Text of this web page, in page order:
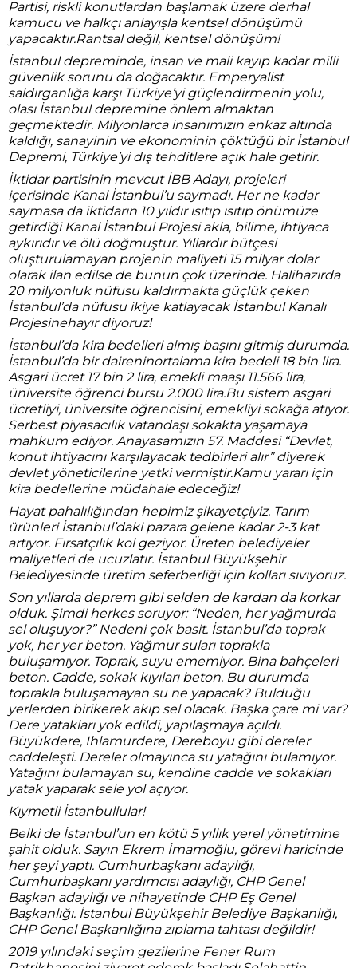
Partisi, riskli konutlardan başlamak üzere derhal
kamucu ve halkçı anlayışla kentsel dönüşümü
yapacaktır.Rantsal değil, kentsel dönüşüm!
İstanbul depreminde, insan ve mali kayıp kadar milli
güvenlik sorunu da doğacaktır. Emperyalist
saldırganlığa karşı Türkiye’yi güçlendirmenin yolu,
olası İstanbul depremine önlem almaktan
geçmektedir. Milyonlarca insanımızın enkaz altında
kaldığı, sanayinin ve ekonominin çöktüğü bir İstanbul
Depremi, Türkiye’yi dış tehditlere açık hale getirir.
İktidar partisinin mevcut İBB Adayı, projeleri
içerisinde Kanal İstanbul’u saymadı. Her ne kadar
saymasa da iktidarın 10 yıldır ısıtıp ısıtıp önümüze
getirdiği Kanal İstanbul Projesi akla, bilime, ihtiyaca
aykırıdır ve ölü doğmuştur. Yıllardır bütçesi
oluşturulamayan projenin maliyeti 15 milyar dolar
olarak ilan edilse de bunun çok üzerinde. Halihazırda
20 milyonluk nüfusu kaldırmakta güçlük çeken
İstanbul’da nüfusu ikiye katlayacak İstanbul Kanalı
Projesinehayır diyoruz!
İstanbul’da kira bedelleri almış başını gitmiş durumda.
İstanbul’da bir daireninortalama kira bedeli 18 bin lira.
Asgari ücret 17 bin 2 lira, emekli maaşı 11.566 lira,
üniversite öğrenci bursu 2.000 lira.Bu sistem asgari
ücretliyi, üniversite öğrencisini, emekliyi sokağa atıyor.
Serbest piyasacılık vatandaşı sokakta yaşamaya
mahkum ediyor. Anayasamızın 57. Maddesi “Devlet,
konut ihtiyacını karşılayacak tedbirleri alır” diyerek
devlet yöneticilerine yetki vermiştir.Kamu yararı için
kira bedellerine müdahale edeceğiz!
Hayat pahalılığından hepimiz şikayetçiyiz. Tarım
ürünleri İstanbul’daki pazara gelene kadar 2-3 kat
artıyor. Fırsatçılık kol geziyor. Üreten belediyeler
maliyetleri de ucuzlatır. İstanbul Büyükşehir
Belediyesinde üretim seferberliği için kolları sıvıyoruz.
Son yıllarda deprem gibi selden de kardan da korkar
olduk. Şimdi herkes soruyor: “Neden, her yağmurda
sel oluşuyor?” Nedeni çok basit. İstanbul’da toprak
yok, her yer beton. Yağmur suları toprakla
buluşamıyor. Toprak, suyu ememiyor. Bina bahçeleri
beton. Cadde, sokak kıyıları beton. Bu durumda
toprakla buluşamayan su ne yapacak? Bulduğu
yerlerden birikerek akıp sel olacak. Başka çare mi var?
Dere yatakları yok edildi, yapılaşmaya açıldı.
Büyükdere, Ihlamurdere, Dereboyu gibi dereler
caddeleşti. Dereler olmayınca su yatağını bulamıyor.
Yatağını bulamayan su, kendine cadde ve sokakları
yatak yaparak sele yol açıyor.
Kıymetli İstanbullular!
Belki de İstanbul’un en kötü 5 yıllık yerel yönetimine
şahit olduk. Sayın Ekrem İmamoğlu, görevi haricinde
her şeyi yaptı. Cumhurbaşkanı adaylığı,
Cumhurbaşkanı yardımcısı adaylığı, CHP Genel
Başkan adaylığı ve nihayetinde CHP Eş Genel
Başkanlığı. İstanbul Büyükşehir Belediye Başkanlığı,
CHP Genel Başkanlığına zıplama tahtası değildir!
2019 yılındaki seçim gezilerine Fener Rum